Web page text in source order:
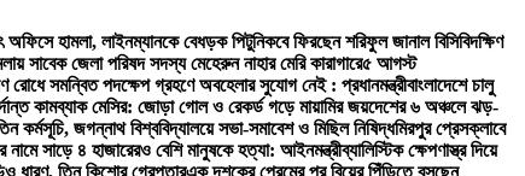
অফিসে হামলা, লাইনম্যানকে বেধড়ক পিটুনিকবে ফিরছেন শরিফুল জানাল বিসিবিদক্ষিণ
সাবেক জেলা পরিষদ সদস্য মেহেরুন নাহার মেরি কারাগারে৫ আগস্ট
রোধে সমন্বিত পদক্ষেপ গ্রহণে অবহেলার সুযোগ নেই : প্রধানমন্ত্রীবাংলাদেশে চালু
কামব্যাক মেসির: জোড়া গোল ও রেকর্ড গড়ে মায়ামির জয়দেশের ৬ অঞ্চলে ঝড়-
কর্মসূচি, জগন্নাথ বিশ্ববিদ্যালয়ে সভা-সমাবেশ ও মিছিল নিষিদ্ধমিরপুর প্রেসক্লাবে
নামে সাড়ে ৪ হাজারেরও বেশি মানুষকে হত্যা: আইনমন্ত্রীব্যালিস্টিক ক্ষেপণাস্ত্র দিয়ে
ধারণ, তিন কিশোর গ্রেপ্তারএক দশকের প্রেমের পর বিয়ের পিঁড়িতে বসছেন